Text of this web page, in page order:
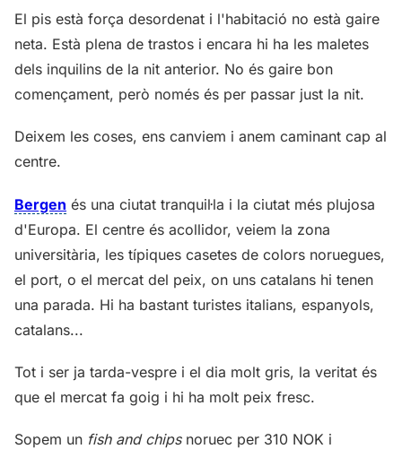
El pis està força desordenat i l'habitació no està gaire
neta. Està plena de trastos i encara hi ha les maletes
dels inquilins de la nit anterior. No és gaire bon
començament, però només és per passar just la nit.
Deixem les coses, ens canviem i anem caminant cap al
centre.
Bergen és una ciutat tranquil·la i la ciutat més plujosa
d'Europa. El centre és acollidor, veiem la zona
universitària, les típiques casetes de colors noruegues,
el port, o el mercat del peix, on uns catalans hi tenen
una parada. Hi ha bastant turistes italians, espanyols,
catalans...
Tot i ser ja tarda-vespre i el dia molt gris, la veritat és
que el mercat fa goig i hi ha molt peix fresc.
Sopem un fish and chipsnoruec per 310 NOK i